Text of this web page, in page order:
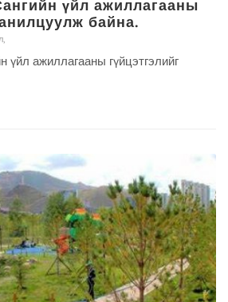
үйл ажиллагааны
байна.
,
ажиллагааны гүйцэтгэлийг